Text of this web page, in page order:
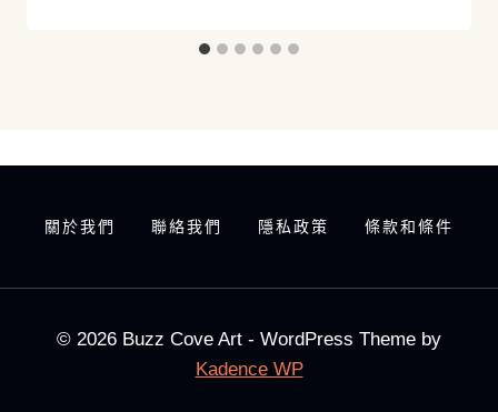
關於我們 聯絡我們 隱私政策 條款和條件
© 2026 Buzz Cove Art - WordPress Theme by
Kadence WP